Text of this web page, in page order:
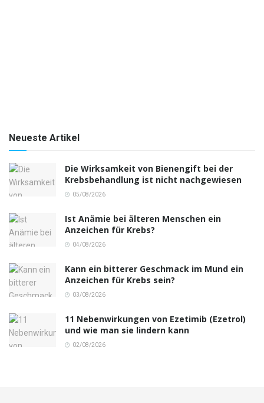
Neueste Artikel
Die Wirksamkeit von Bienengift bei der
Krebsbehandlung ist nicht nachgewiesen
05/08/2026
Ist Anämie bei älteren Menschen ein
Anzeichen für Krebs?
04/08/2026
Kann ein bitterer Geschmack im Mund ein
Anzeichen für Krebs sein?
03/08/2026
11 Nebenwirkungen von Ezetimib (Ezetrol)
und wie man sie lindern kann
02/08/2026